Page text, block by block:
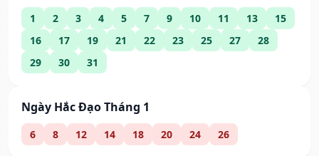
1 2 3 4 5 7 9 10 11 13
15
16
17 19 21 22 23 25 27
28
29
30 31
Ngày Hắc Đạo Tháng 1
6 8 12 14 18 20 24 26